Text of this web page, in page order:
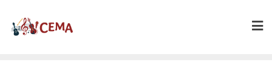
content